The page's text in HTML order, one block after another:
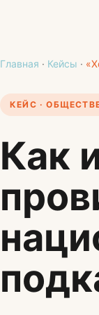
Главная · Кейсы ·
КЕЙС ·
Как